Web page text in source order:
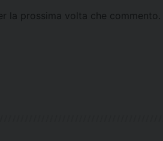
la prossima volta che commento.